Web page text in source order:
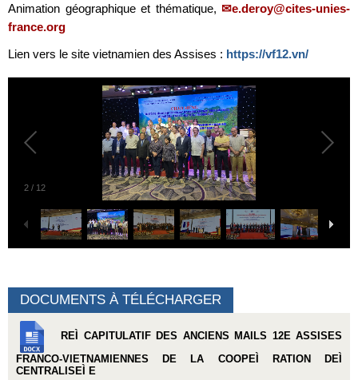
Animation géographique et thématique,
e.deroy@cites-unies-
france.org
Lien vers le site vietnamien des Assises : https://vf12.vn/
2 / 12
DOCUMENTS À TÉLÉCHARGER
REÌ CAPITULATIF DES ANCIENS MAILS 12E ASSISES
FRANCO-VIETNAMIENNES DE LA COOPEÌ RATION DEÌ
CENTRALISEÌ E